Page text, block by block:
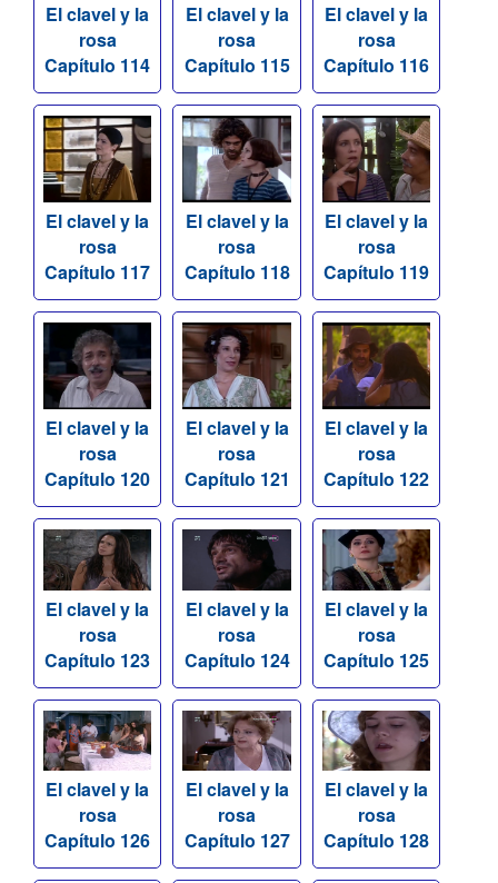
El clavel y la
rosa
Capítulo 114
El clavel y la
rosa
Capítulo 115
El clavel y la
rosa
Capítulo 116
El clavel y la
rosa
Capítulo 117
El clavel y la
rosa
Capítulo 118
El clavel y la
rosa
Capítulo 119
El clavel y la
rosa
Capítulo 120
El clavel y la
rosa
Capítulo 121
El clavel y la
rosa
Capítulo 122
El clavel y la
rosa
Capítulo 123
El clavel y la
rosa
Capítulo 124
El clavel y la
rosa
Capítulo 125
El clavel y la
rosa
Capítulo 126
El clavel y la
rosa
Capítulo 127
El clavel y la
rosa
Capítulo 128